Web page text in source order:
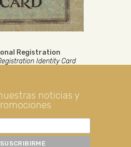
Registration
Identity Card
noticias y